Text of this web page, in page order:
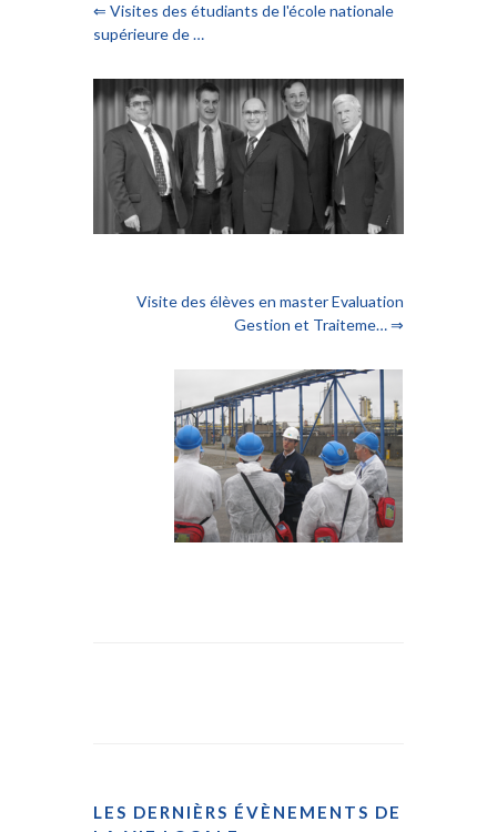
⇐ Visites des étudiants de l'école nationale
supérieure de …
Visite des élèves en master Evaluation
Gestion et Traiteme… ⇒
LES DERNIÈRS ÉVÈNEMENTS DE